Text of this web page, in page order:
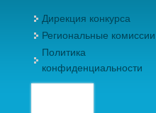
Дирекция конкурса
Региональные комиссии
Политика
конфиденциальности